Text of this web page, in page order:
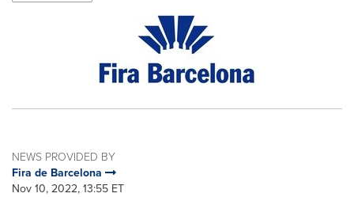
NEWS PROVIDED BY
Fira de Barcelona
Nov 10, 2022, 13:55 ET